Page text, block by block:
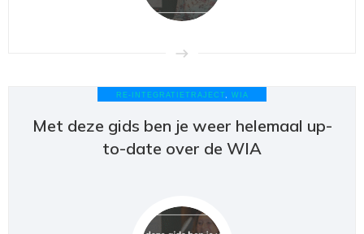
RE-INTEGRATIETRAJECT, WIA
Met deze gids ben je weer helemaal up-
to-date over de WIA